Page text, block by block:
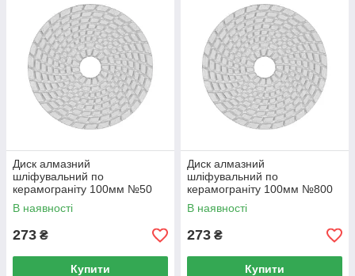
Диск алмазний
шліфувальний по
керамограніту 100мм №50
(YT-48200)
В наявності
273 ₴
Купити
Диск алмазний
шліфувальний по
керамограніту 100мм №800
(YT-48204)
В наявності
273 ₴
Купити